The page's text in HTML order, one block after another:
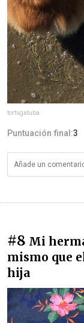
tortugatuba
Puntuación final:3
#8 Mi
mismo que
hija